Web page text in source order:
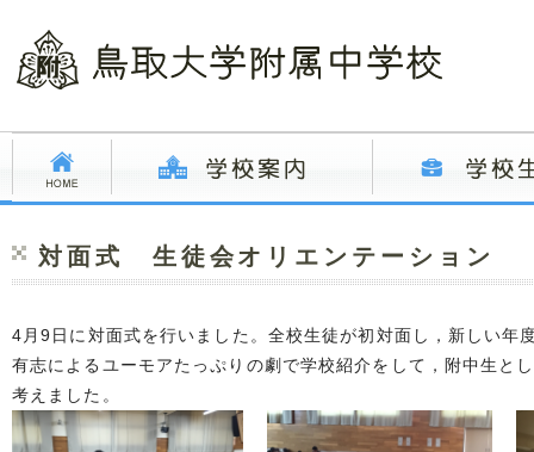
対面式 生徒会オリエンテーション
4月9日に対面式を行いました。全校生徒が初対面し，新しい年
有志によるユーモアたっぷりの劇で学校紹介をして，附中生と
考えました。